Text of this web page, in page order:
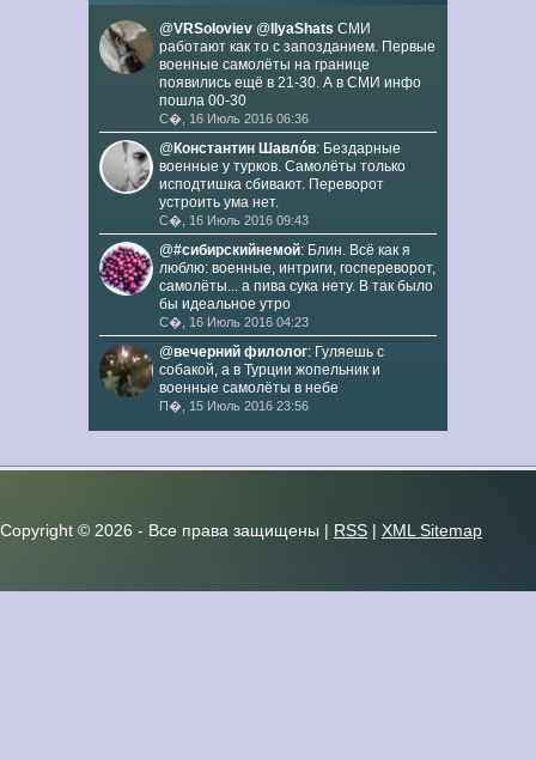
@VRSoloviev @ IlyaShats СМИ
работают как то с запозданием. Первые
военные самолёты на границе
появились ещё в 21-30. А в СМИ инфо
пошла 00-30
С�, 16 Июль 2016 06:36
@ Константин Шавлóв: Бездарные
военные у турков. Самолёты только
исподтишка сбивают. Переворот
устроить ума нет.
С�, 16 Июль 2016 09:43
@#сибирскийнемой: Блин. Всё как я
люблю: военные, интриги, госпереворот,
самолёты... а пива сука нету. В так было
бы идеальное утро
С�, 16 Июль 2016 04:23
@вечерний филолог: Гуляешь с
собакой, а в Турции жопельник и
военные самолёты в небе
П�, 15 Июль 2016 23:56
Copyright © 2026 - Все права защищены | RSS | XML Sitemap